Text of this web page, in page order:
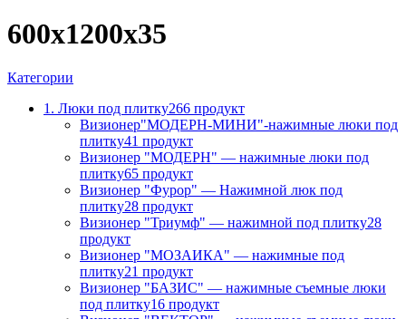
600х1200х35
Категории
1. Люки под плитку266 продукт
Визионер"МОДЕРН-МИНИ"-нажимные люки под
плитку41 продукт
Визионер "МОДЕРН" — нажимные люки под
плитку65 продукт
Визионер "Фурор" — Нажимной люк под
плитку28 продукт
Визионер "Триумф" — нажимной под плитку28
продукт
Визионер "МОЗАИКА" — нажимные под
плитку21 продукт
Визионер "БАЗИС" — нажимные съемные люки
под плитку16 продукт